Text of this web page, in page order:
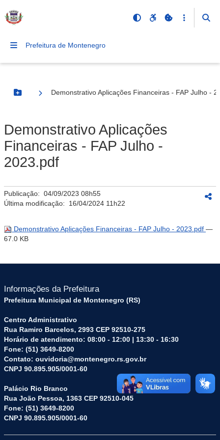
Prefeitura de Montenegro
Botão Menu
Demonstrativo Aplicações Financeiras - FAP Julho -
Demonstrativo Aplicações
Financeiras - FAP Julho -
2023.pdf
Publicação: 04/09/2023 08h55
Última modificação: 16/04/2024 11h22
Demonstrativo Aplicações Financeiras - FAP Julho - 2023.pdf —
67.0 KB
Informações da Prefeitura
Prefeitura Municipal de Montenegro (RS)
Centro Administrativo
Rua Ramiro Barcelos, 2993 CEP 92510-275
Horário de atendimento: 08:00 - 12:00 | 13:30 - 16:30
Fone: (51) 3649-8200
Contato: ouvidoria@montenegro.rs.gov.br
CNPJ 90.895.905/0001-60
Palácio Rio Branco
Rua João Pessoa, 1363 CEP 92510-045
Fone: (51) 3649-8200
CNPJ 90.895.905/0001-60